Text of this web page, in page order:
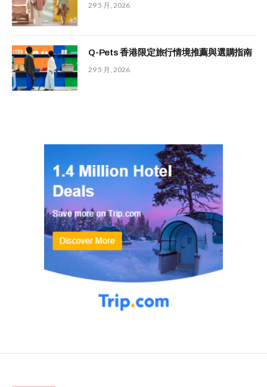
29 5 月, 2026
Q-Pets 香港限定旅行情境推薦與選購指南
29 5 月, 2026